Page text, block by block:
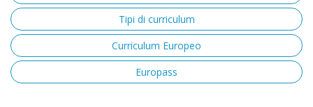
Tipi di curriculum
Curriculum Europeo
Europass